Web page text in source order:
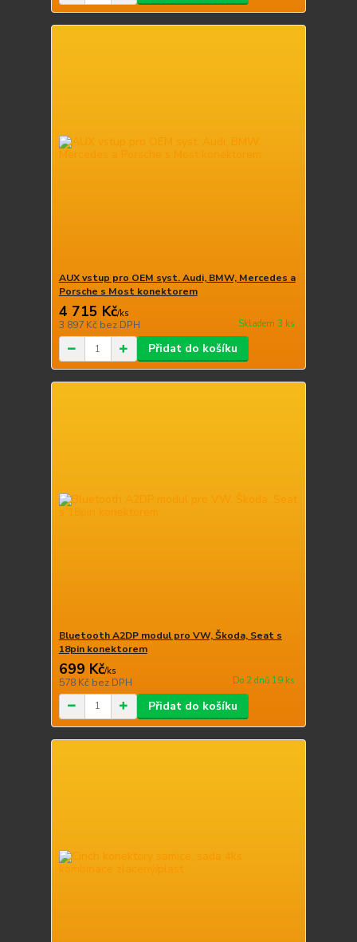
AUX vstup pro OEM syst. Audi, BMW, Mercedes a
Porsche s Most konektorem
4 715 Kč/ks
3 897 Kč bez DPH Skladem 3 ks
Přidat do košíku
Bluetooth A2DP modul pro VW, Škoda, Seat s
18pin konektorem
699 Kč/ks
578 Kč bez DPH Do 2 dnů 19 ks
Přidat do košíku